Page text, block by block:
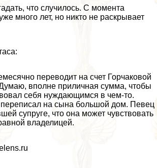
что случилось. С момента
много лет, но никто не раскрывает
переводит на счет Горчаковой
вполне приличная сумма, чтобы
себя нуждающимся в чем-то.
переписал на сына большой дом. Певец
супруге, что она может чувствовать
владелицей.